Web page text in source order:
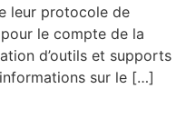
leur protocole de
le compte de la
d’outils et supports
sur le […]